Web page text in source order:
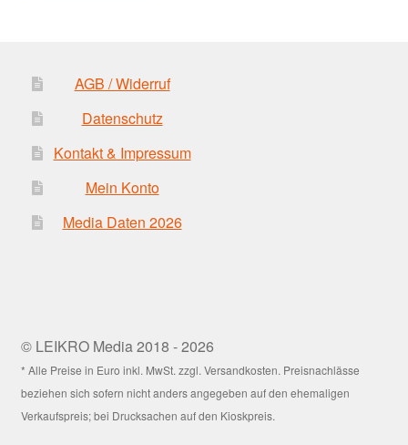
AGB / Widerruf
Datenschutz
Kontakt & Impressum
Mein Konto
Media Daten 2026
© LEIKRO Media 2018 - 2026
* Alle Preise in Euro inkl. MwSt. zzgl. Versandkosten. Preisnachlässe
beziehen sich sofern nicht anders angegeben auf den ehemaligen
Verkaufspreis; bei Drucksachen auf den Kioskpreis.